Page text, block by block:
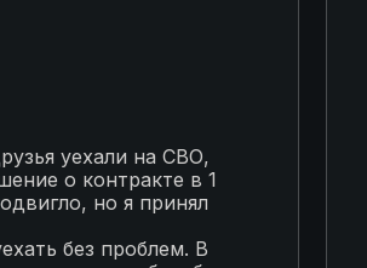
уехали на СВО,
о контракте в 1
но я принял
без проблем. В